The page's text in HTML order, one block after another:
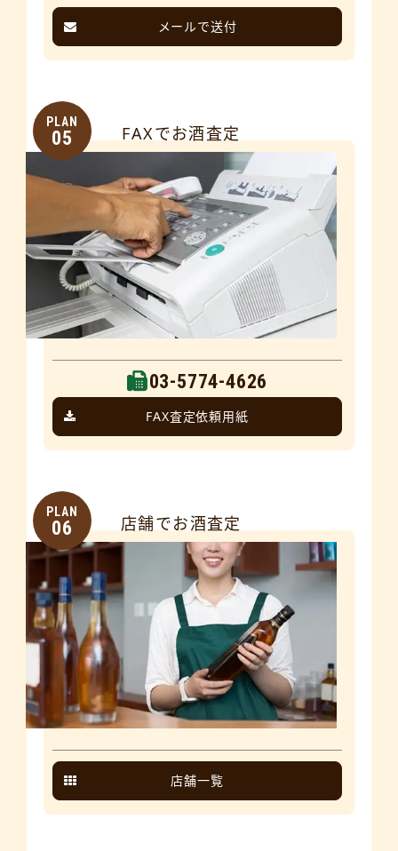
メールで送付
PLAN
05 FAXでお酒査定
03-5774-4626
FAX査定依頼用紙
PLAN
06 店舗でお酒査定
店舗一覧